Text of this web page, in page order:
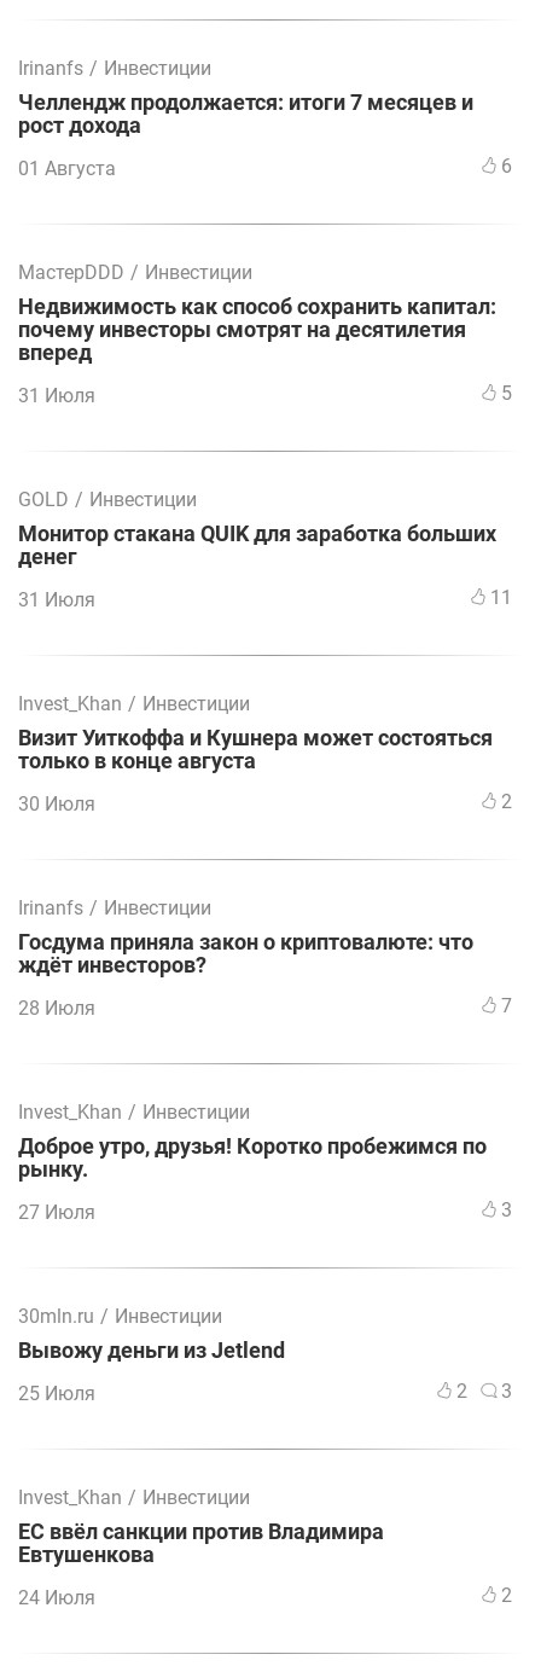
Irinanfs / Инвестиции
Челлендж продолжается: итоги 7 месяцев и
рост дохода
01 Августа 6
МастерDDD / Инвестиции
Недвижимость как способ сохранить капитал:
почему инвесторы смотрят на десятилетия
вперед
31 Июля 5
GOLD / Инвестиции
Монитор стакана QUIK для заработка больших
денег
31 Июля 11
Invest_Khan / Инвестиции
Визит Уиткоффа и Кушнера может состояться
только в конце августа
30 Июля 2
Irinanfs / Инвестиции
Госдума приняла закон о криптовалюте: что
ждёт инвесторов?
28 Июля 7
Invest_Khan / Инвестиции
Доброе утро, друзья! Коротко пробежимся по
рынку.
27 Июля 3
30mln.ru / Инвестиции
Вывожу деньги из Jetlend
25 Июля 2 3
Invest_Khan / Инвестиции
ЕС ввёл санкции против Владимира
Евтушенкова
24 Июля 2